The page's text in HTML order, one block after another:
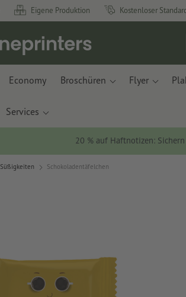
Eigene Produktion Kostenloser
Economy Broschüren Flyer
Services
20 % auf Haftnotizen:
Süßigkeiten Schokoladentäfelchen